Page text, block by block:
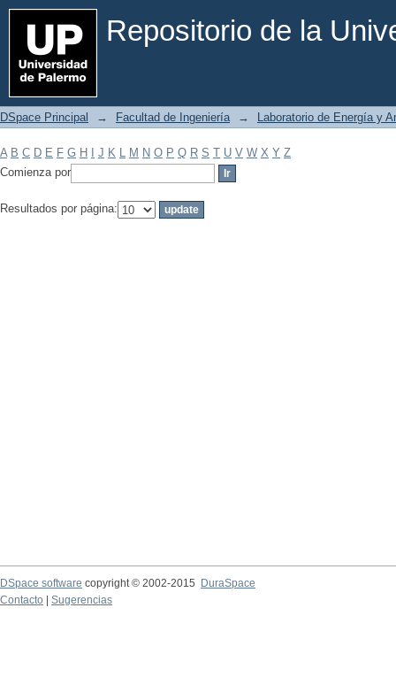
Repositorio de la
Filtrar por: Materia
DSpace Principal → Facultad de Ingeniería → Laboratorio de Energía y
A B C D E F G H J K L M N O P Q R S T U V W X Y Z
Comienza por
Resultados por página:
DSpace software copyright © 2002-2015
DuraSpace
Contacto
Sugerencias